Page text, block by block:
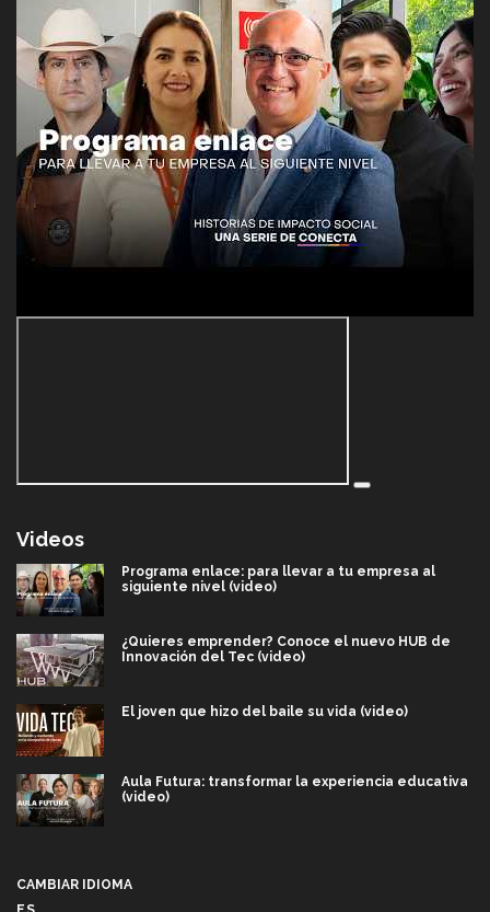
Videos
Programa enlace: para llevar a tu empresa al
siguiente nivel (video)
¿Quieres emprender? Conoce el nuevo HUB de
Innovación del Tec (video)
El joven que hizo del baile su vida (video)
Aula Futura: transformar la experiencia educativa
(video)
CAMBIAR IDIOMA